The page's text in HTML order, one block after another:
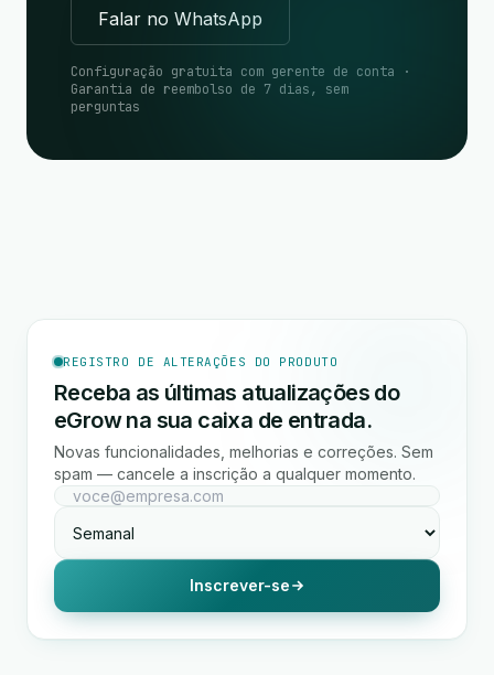
Falar no WhatsApp
Configuração gratuita com gerente de conta ·
Garantia de reembolso de 7 dias, sem
perguntas
REGISTRO DE ALTERAÇÕES DO PRODUTO
Receba as últimas atualizações do
eGrow na sua caixa de entrada.
Novas funcionalidades, melhorias e correções. Sem
spam — cancele a inscrição a qualquer momento.
Inscrever-se